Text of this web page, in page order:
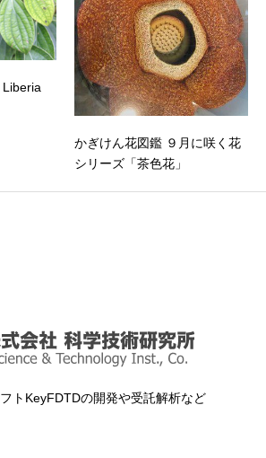
かぎけん花図鑑 ９月に咲く花
シリーズ「茶色花」
トKeyFDTDの開発や受託解析など